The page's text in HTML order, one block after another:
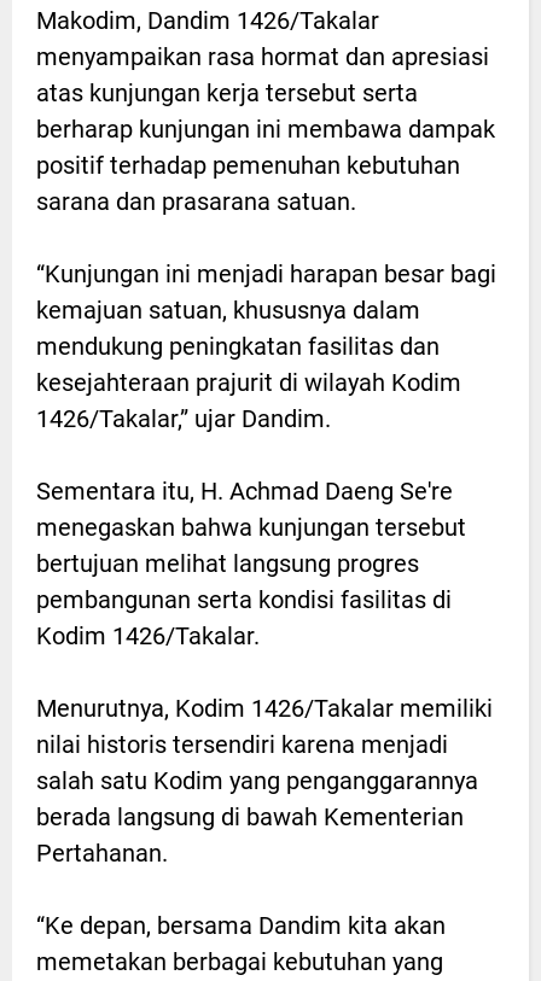
Makodim, Dandim 1426/Takalar
menyampaikan rasa hormat dan apresiasi
atas kunjungan kerja tersebut serta
berharap kunjungan ini membawa dampak
positif terhadap pemenuhan kebutuhan
sarana dan prasarana satuan.
“Kunjungan ini menjadi harapan besar bagi
kemajuan satuan, khususnya dalam
mendukung peningkatan fasilitas dan
kesejahteraan prajurit di wilayah Kodim
1426/Takalar,” ujar Dandim.
Sementara itu, H. Achmad Daeng Se're
menegaskan bahwa kunjungan tersebut
bertujuan melihat langsung progres
pembangunan serta kondisi fasilitas di
Kodim 1426/Takalar.
Menurutnya, Kodim 1426/Takalar memiliki
nilai historis tersendiri karena menjadi
salah satu Kodim yang penganggarannya
berada langsung di bawah Kementerian
Pertahanan.
“Ke depan, bersama Dandim kita akan
memetakan berbagai kebutuhan yang